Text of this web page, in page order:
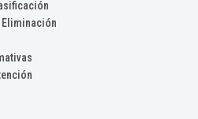
Eliminación